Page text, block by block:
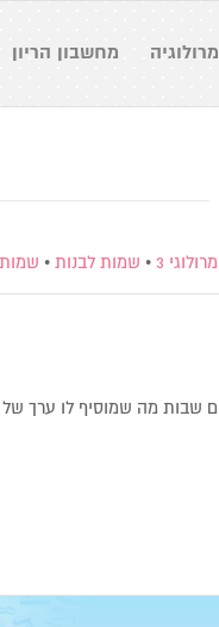
מחשבון הריון
3
• שמות לבנות •
שבות מה שמוסיף לו ערך